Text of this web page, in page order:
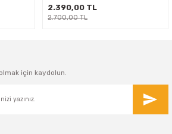
2.390,00 TL
2.700,00 TL
için kaydolun.